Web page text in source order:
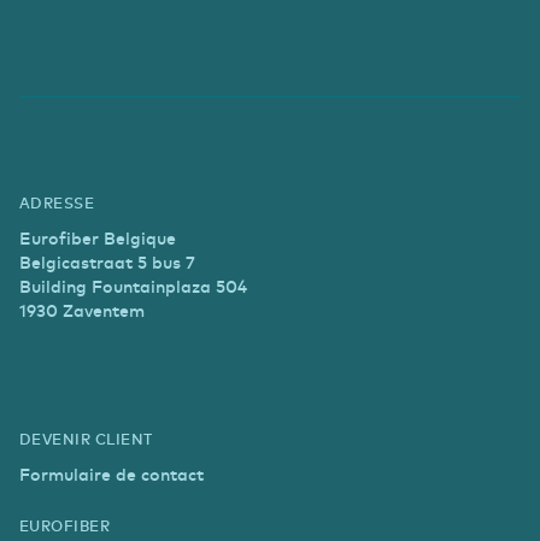
ADRESSE
Eurofiber Belgique
Belgicastraat 5 bus 7
Building Fountainplaza 504
1930 Zaventem
DEVENIR CLIENT
Formulaire de contact
EUROFIBER